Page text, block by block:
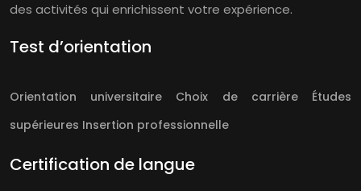
des activités qui enrichissent votre expérience.
Test d’orientation
Orientation universitaire Choix de carrièreÉtudes
supérieures Insertion professionnelle
Certification de langue